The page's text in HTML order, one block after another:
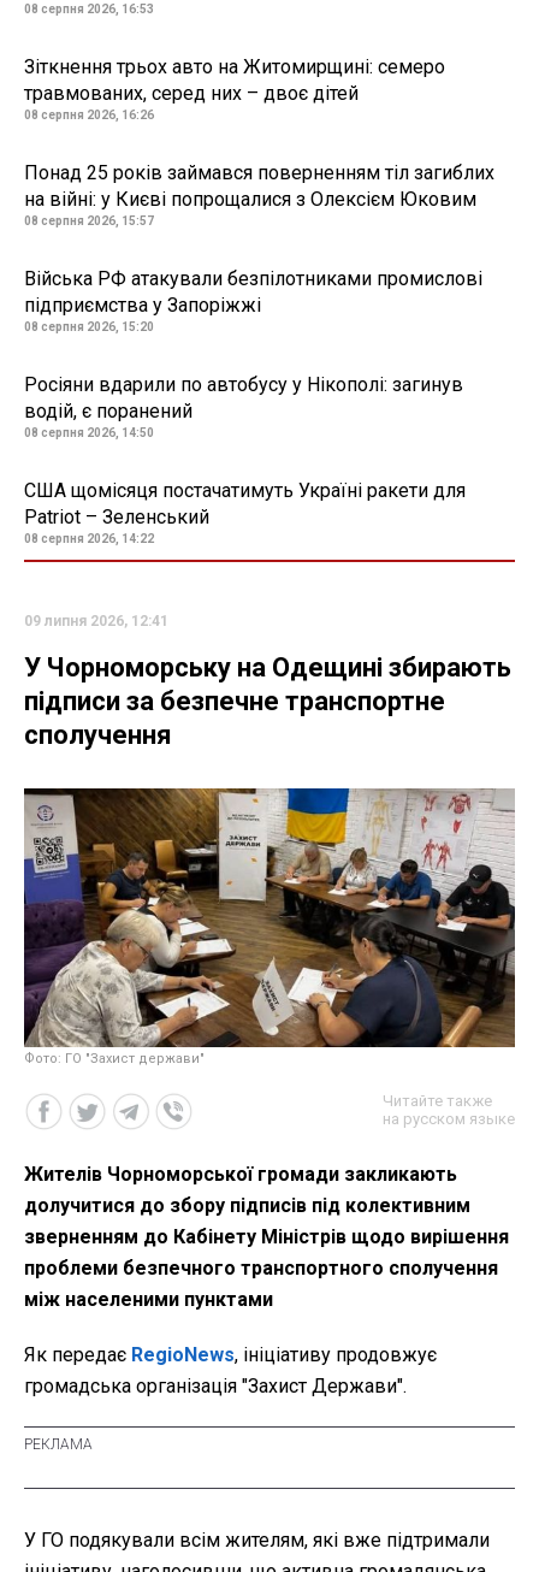
08 серпня 2026, 16:53
Зіткнення трьох авто на Житомирщині: семеро
травмованих, серед них – двоє дітей
08 серпня 2026, 16:26
Понад 25 років займався поверненням тіл загиблих
на війні: у Києві попрощалися з Олексієм Юковим
08 серпня 2026, 15:57
Війська РФ атакували безпілотниками промислові
підприємства у Запоріжжі
08 серпня 2026, 15:20
Росіяни вдарили по автобусу у Нікополі: загинув
водій, є поранений
08 серпня 2026, 14:50
США щомісяця постачатимуть Україні ракети для
Patriot – Зеленський
08 серпня 2026, 14:22
09 липня 2026, 12:41
У Чорноморську на Одещині збирають
підписи за безпечне транспортне
сполучення
Фото: ГО "Захист держави"
Читайте также
на русском языке
Жителів Чорноморської громади закликають
долучитися до збору підписів під колективним
зверненням до Кабінету Міністрів щодо вирішення
проблеми безпечного транспортного сполучення
між населеними пунктами
Як передає RegioNews, ініціативу продовжує
громадська організація "Захист Держави".
У ГО подякували всім жителям, які вже підтримали